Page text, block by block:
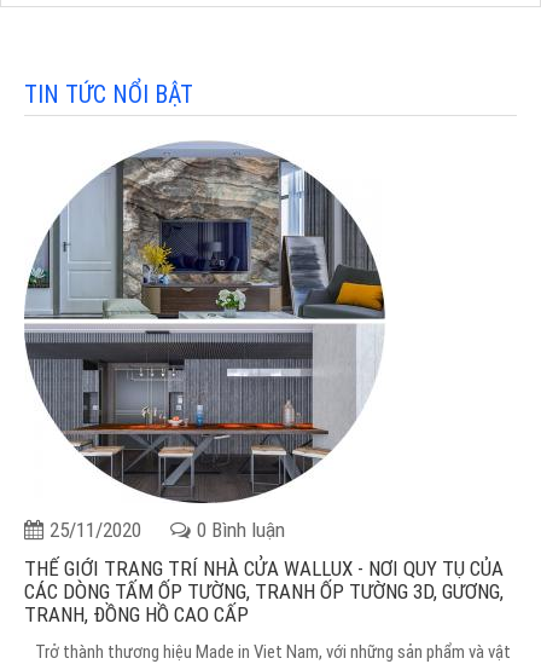
TIN TỨC NỔI BẬT
25/11/2020
0 Bình luận
THẾ GIỚI TRANG TRÍ NHÀ CỬA WALLUX - NƠI QUY TỤ CỦA
CÁC DÒNG TẤM ỐP TƯỜNG, TRANH ỐP TƯỜNG 3D, GƯƠNG,
TRANH, ĐỒNG HỒ CAO CẤP
Trở thành thương hiệu Made in Viet Nam, với những sản phẩm và vật